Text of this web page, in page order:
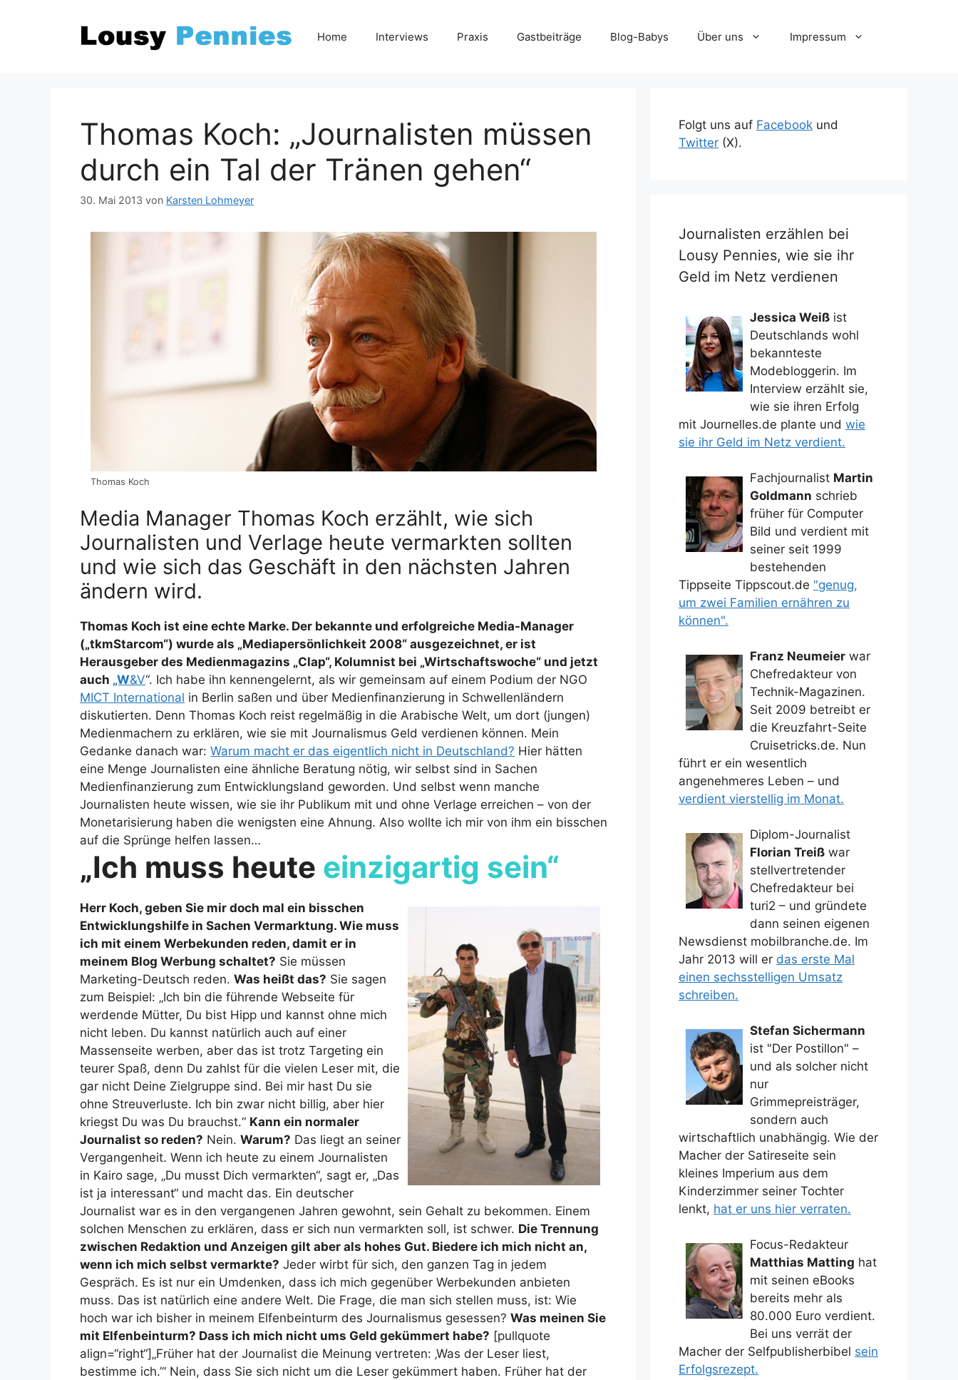
Home Interviews Praxis Gastbeiträge Blog-Babys Über uns Impressum
Thomas Koch: „Journalisten müssen
durch ein Tal der Tränen gehen“
30. Mai 2013 von Karsten Lohmeyer
Thomas Koch
Media Manager Thomas Koch erzählt, wie sich
Journalisten und Verlage heute vermarkten sollten
und wie sich das Geschäft in den nächsten Jahren
ändern wird.
Thomas Koch ist eine echte Marke. Der bekannte und erfolgreiche Media-Manager
(„tkmStarcom“) wurde als „Mediapersönlichkeit 2008“ ausgezeichnet, er ist
Herausgeber des Medienmagazins „Clap“, Kolumnist bei „Wirtschaftswoche“ und jetzt
auch „W&V“. Ich habe ihn kennengelernt, als wir gemeinsam auf einem Podium der NGO
MICT International in Berlin saßen und über Medienfinanzierung in Schwellenländern
diskutierten. Denn Thomas Koch reist regelmäßig in die Arabische Welt, um dort (jungen)
Medienmachern zu erklären, wie sie mit Journalismus Geld verdienen können. Mein
Gedanke danach war: Warum macht er das eigentlich nicht in Deutschland? Hier hätten
eine Menge Journalisten eine ähnliche Beratung nötig, wir selbst sind in Sachen
Medienfinanzierung zum Entwicklungsland geworden. Und selbst wenn manche
Journalisten heute wissen, wie sie ihr Publikum mit und ohne Verlage erreichen – von der
Monetarisierung haben die wenigsten eine Ahnung. Also wollte ich mir von ihm ein bisschen
auf die Sprünge helfen lassen…
„Ich muss heute einzigartig sein“
Herr Koch, geben Sie mir doch mal ein bisschen
Entwicklungshilfe in Sachen Vermarktung. Wie muss
ich mit einem Werbekunden reden, damit er in
meinem Blog Werbung schaltet? Sie müssen
Marketing-Deutsch reden. Was heißt das? Sie sagen
zum Beispiel: „Ich bin die führende Webseite für
werdende Mütter, Du bist Hipp und kannst ohne mich
nicht leben. Du kannst natürlich auch auf einer
Massenseite werben, aber das ist trotz Targeting ein
teurer Spaß, denn Du zahlst für die vielen Leser mit, die
gar nicht Deine Zielgruppe sind. Bei mir hast Du sie
ohne Streuverluste. Ich bin zwar nicht billig, aber hier
kriegst Du was Du brauchst.“ Kann ein normaler
Journalist so reden? Nein. Warum? Das liegt an seiner
Vergangenheit. Wenn ich heute zu einem Journalisten
in Kairo sage, „Du musst Dich vermarkten“, sagt er, „Das
ist ja interessant“ und macht das. Ein deutscher
Journalist war es in den vergangenen Jahren gewohnt, sein Gehalt zu bekommen. Einem
solchen Menschen zu erklären, dass er sich nun vermarkten soll, ist schwer. Die Trennung
zwischen Redaktion und Anzeigen gilt aber als hohes Gut. Biedere ich mich nicht an,
wenn ich mich selbst vermarkte? Jeder wirbt für sich, den ganzen Tag in jedem
Gespräch. Es ist nur ein Umdenken, dass ich mich gegenüber Werbekunden anbieten
muss. Das ist natürlich eine andere Welt. Die Frage, die man sich stellen muss, ist: Wie
hoch war ich bisher in meinem Elfenbeinturm des Journalismus gesessen? Was meinen Sie
mit Elfenbeinturm? Dass ich mich nicht ums Geld gekümmert habe? [pullquote
align=“right“]„Früher hat der Journalist die Meinung vertreten: ‚Was der Leser liest,
bestimme ich.’“ Nein, dass Sie sich nicht um die Leser gekümmert haben. Früher hat der
Folgt uns auf Facebook und
Twitter (X).
Journalisten erzählen bei
Lousy Pennies, wie sie ihr
Geld im Netz verdienen
Jessica Weiß ist
Deutschlands wohl
bekannteste
Modebloggerin. Im
Interview erzählt sie,
wie sie ihren Erfolg
mit Journelles.de plante und wie
sie ihr Geld im Netz verdient.
Fachjournalist Martin
Goldmann schrieb
früher für Computer
Bild und verdient mit
seiner seit 1999
bestehenden
Tippseite Tippscout.de "genug,
um zwei Familien ernähren zu
können".
Franz Neumeier war
Chefredakteur von
Technik-Magazinen.
Seit 2009 betreibt er
die Kreuzfahrt-Seite
Cruisetricks.de. Nun
führt er ein wesentlich
angenehmeres Leben – und
verdient vierstellig im Monat.
Diplom-Journalist
Florian Treiß war
stellvertretender
Chefredakteur bei
turi2 – und gründete
dann seinen eigenen
Newsdienst mobilbranche.de. Im
Jahr 2013 will er das erste Mal
einen sechsstelligen Umsatz
schreiben.
Stefan Sichermann
ist "Der Postillon" –
und als solcher nicht
nur
Grimmepreisträger,
sondern auch
wirtschaftlich unabhängig. Wie der
Macher der Satireseite sein
kleines Imperium aus dem
Kinderzimmer seiner Tochter
lenkt, hat er uns hier verraten.
Focus-Redakteur
Matthias Matting hat
mit seinen eBooks
bereits mehr als
80.000 Euro verdient.
Bei uns verrät der
Macher der Selfpublisherbibel sein
Erfolgsrezept.